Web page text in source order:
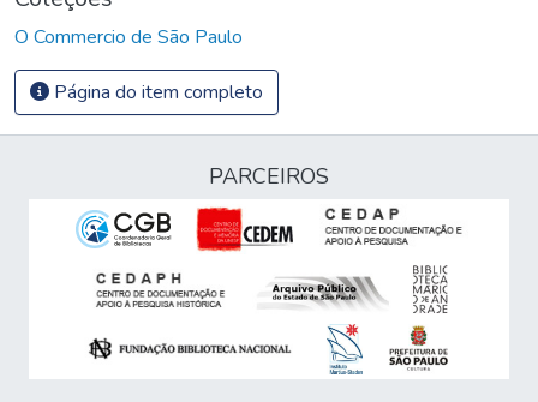
O Commercio de São Paulo
Página do item completo
PARCEIROS